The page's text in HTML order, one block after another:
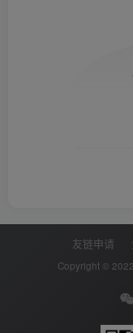
友链申请
Copyright © 2022